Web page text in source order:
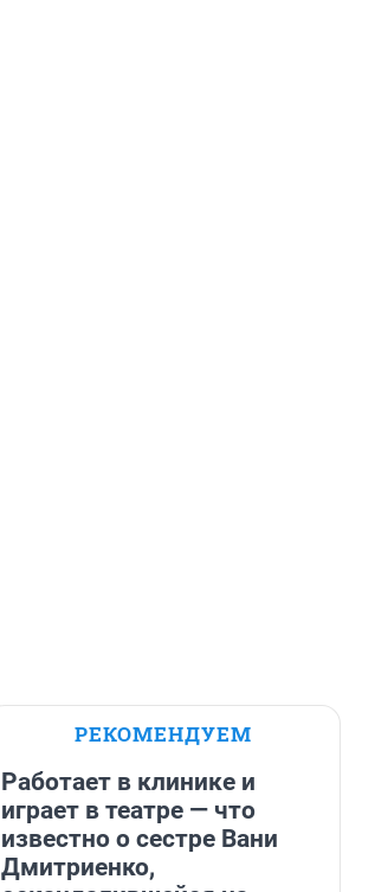
РЕКОМЕНДУЕМ
Работает в клинике и
играет в театре — что
известно о сестре Вани
Дмитриенко,